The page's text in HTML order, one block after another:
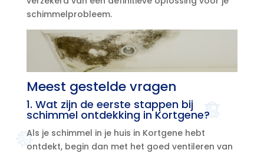
schimmelprobleem.​
Meest gestelde vragen
1.​ Wat zijn de eerste stappen bij
schimmel ontdekking in Kortgene?
Als je schimmel in je huis in Kortgene hebt
ontdekt, begin dan met het goed ventileren van